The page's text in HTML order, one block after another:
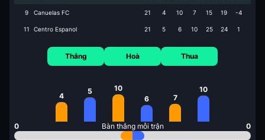
9 Canuelas FC 21 4 10 7 15 19 -4
11 Centro Espanol 21 5 6 10 25 24 1
Thắng
4
5
Hoà
10
6
Thua
7
10
0 Bàn thắng mỗi trận 0